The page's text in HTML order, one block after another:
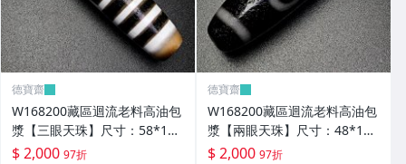
德寶齋
W168200藏區迴流老料高油包
漿【三眼天珠】尺寸：58*13
毫米 重量15.2克馬蹄清紋晰 天
$ 2,000 97折
德寶齋
W168200藏區迴流老料高油包
漿【兩眼天珠】尺寸：48*12
毫米 重量11克圖騰清晰流暢
$ 2,000 97折